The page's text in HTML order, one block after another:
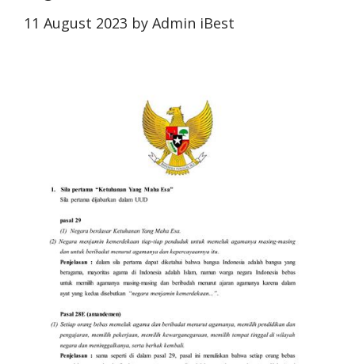
11 August 2023 by Admin iBest